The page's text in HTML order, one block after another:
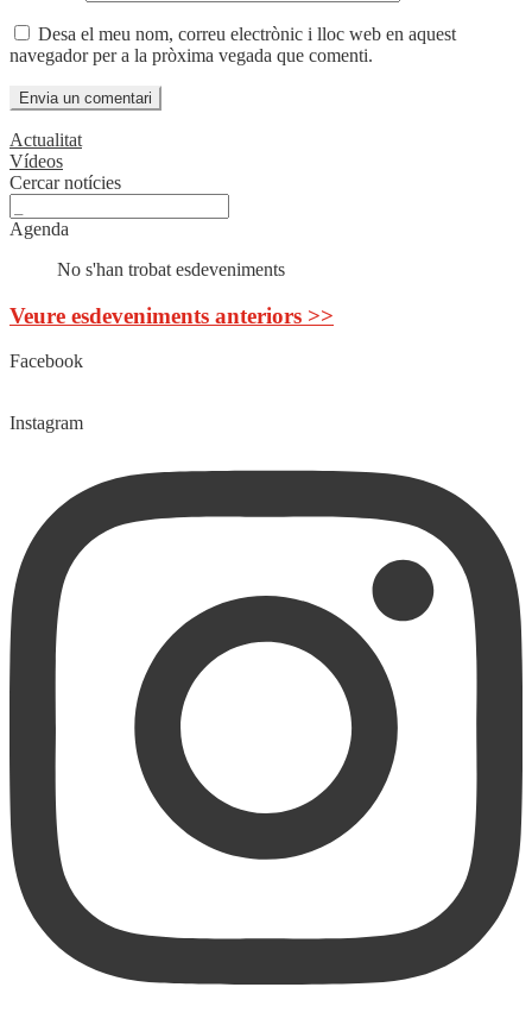
Desa el meu nom, correu electrònic i lloc web en aquest
navegador per a la pròxima vegada que comenti.
Actualitat
Vídeos
Cercar notícies
Agenda
No s'han trobat esdeveniments
Veure esdeveniments anteriors >>
Facebook
Instagram